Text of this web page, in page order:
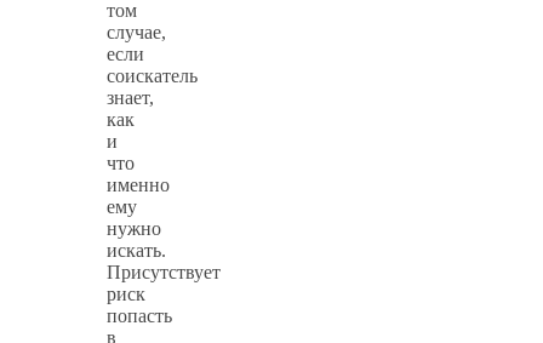
том
случае,
если
соискатель
знает,
как
и
что
именно
ему
нужно
искать.
Присутствует
риск
попасть
в